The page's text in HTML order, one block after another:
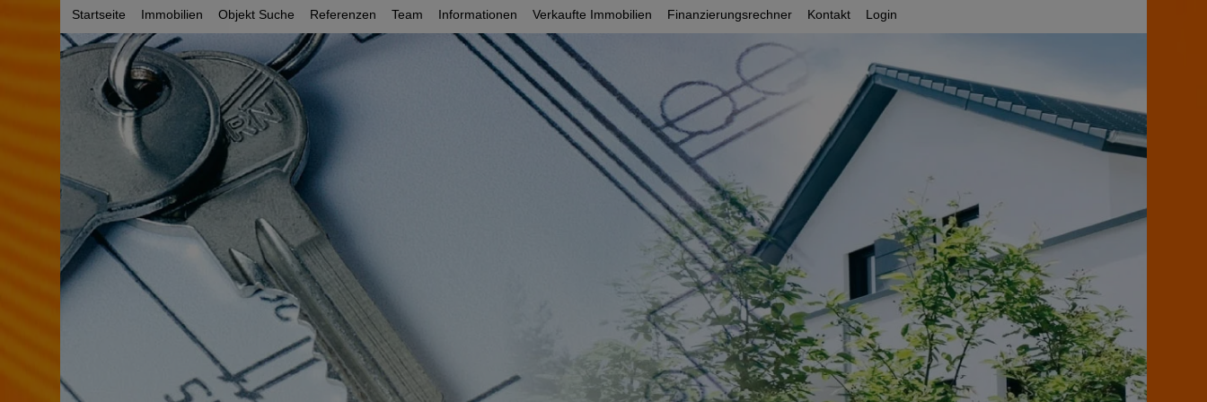
Startseite Immobilien Objekt Suche Referenzen Team Informationen Verkaufte Immobilien Finanzierungsrechner Kontakt Login